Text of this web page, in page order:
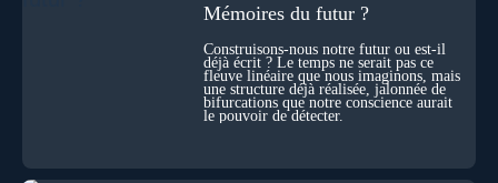
elle transformer notre manière de penser la mort ? Existe-t-il
l’âme ? Nous en parlons avec Abdel Aouacheria, docteur en
biochimie et spécialiste de la mort cellulaire.
Mémoires du futur ?
Construisons-nous notre futur ou est-il
déjà écrit ? Le temps ne serait pas ce
fleuve linéaire que nous imaginons, mais
une structure déjà réalisée, jalonnée de
bifurcations que notre conscience aurait
le pouvoir de détecter.